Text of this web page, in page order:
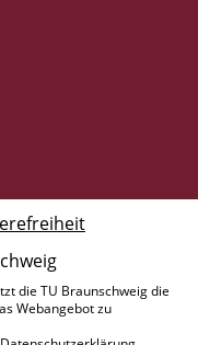
die TU Braunschweig die
Webangebot zu